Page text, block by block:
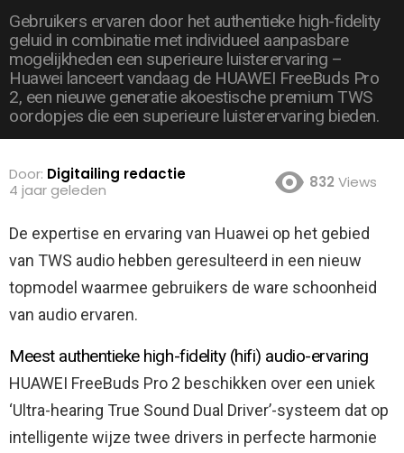
Gebruikers ervaren door het authentieke high-fidelity
geluid in combinatie met individueel aanpasbare
mogelijkheden een superieure luisterervaring –
Huawei lanceert vandaag de HUAWEI FreeBuds Pro
2, een nieuwe generatie akoestische premium TWS
oordopjes die een superieure luisterervaring bieden.
Door: Digitailing redactie
4 jaar geleden
832 Views
De expertise en ervaring van Huawei op het gebied
van TWS audio hebben geresulteerd in een nieuw
topmodel waarmee gebruikers de ware schoonheid
van audio ervaren.
Meest authentieke high-fidelity (hifi) audio-ervaring
HUAWEI FreeBuds Pro 2 beschikken over een uniek
‘Ultra-hearing True Sound Dual Driver’-systeem dat op
intelligente wijze twee drivers in perfecte harmonie